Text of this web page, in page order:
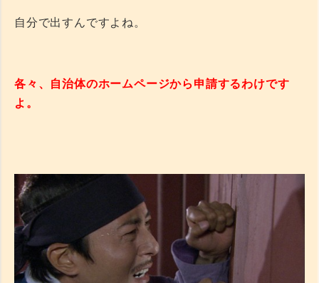
自分で出すんですよね。
各々、自治体のホームページから申請するわけです
よ。